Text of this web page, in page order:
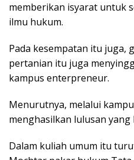
memberikan isyarat untuk
ilmu hukum.
Pada kesempatan itu juga,
pertanian itu juga
kampus enterpreneur.
Menurutnya, melalui
menghasilkan lulusan
Dalam kuliah umum itu